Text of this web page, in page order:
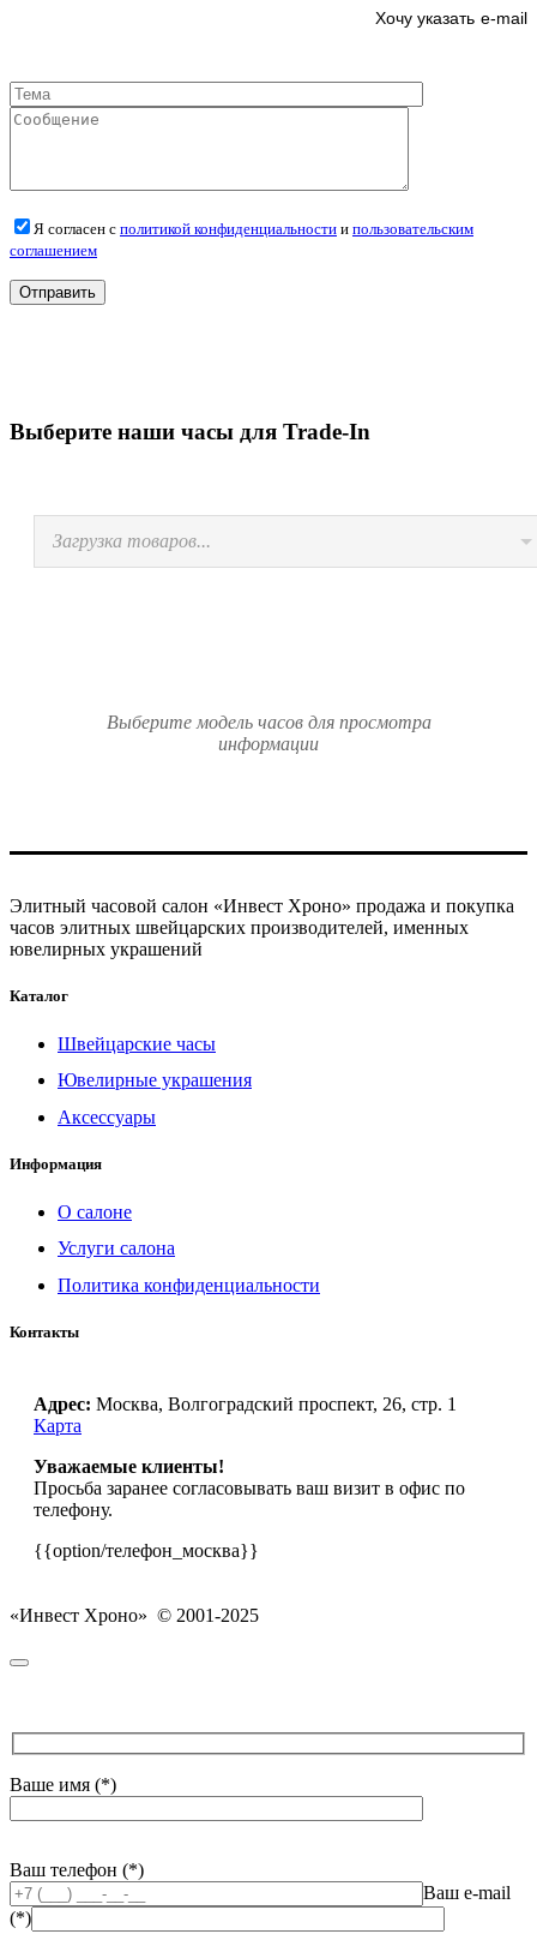
e-mail
Я согласен с политикой конфиденциальности и пользовательским
соглашением
Выберите наши часы для Trade-In
Загрузка товаров...
Выберите модель часов для просмотра
информации
Элитный часовой салон «Инвест Хроно» продажа и покупка
часов элитных швейцарских производителей, именных
ювелирных украшений
Каталог
Швейцарские часы
Ювелирные украшения
Аксессуары
Информация
О салоне
Услуги салона
Политика конфиденциальности
Контакты
Адрес: Москва, Волгоградский проспект, 26, стр. 1
Карта
Уважаемые клиенты!
Просьба заранее согласовывать ваш визит в офис по
телефону.
{{option/телефон_москва}}
«Инвест Хроно» © 2001-2025
Ваше имя (*)
Ваш телефон (*)
Ваш e-mail
(*)